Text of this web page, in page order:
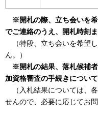
※開札の際、立ち会いを希
でご連絡のうえ、開札時刻
（特段、立ち会いを希望
ん。）
※開札の結果、落札候補
加資格審査の手続きについ
（入札結果については、
せんので、必要に応じてお